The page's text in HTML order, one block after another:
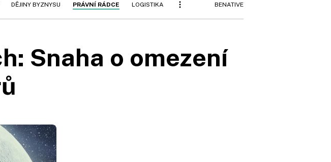
DĚJINY BYZNYSU PRÁVNÍ RÁDCE LOGISTIKA BENATIVE
Snaha o omezení